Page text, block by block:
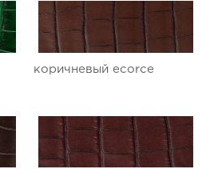
коричневый ecorce